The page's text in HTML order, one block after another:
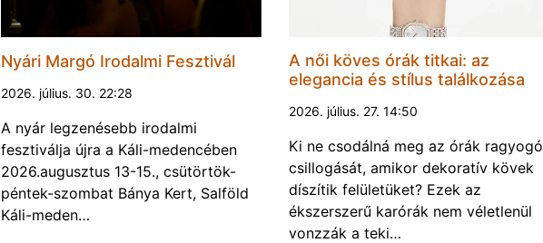
Nyári Margó Irodalmi Fesztivál
2026. július. 30. 22:28
A nyár legzenésebb irodalmi
fesztiválja újra a Káli-medencében
2026.augusztus 13-15., csütörtök-
péntek-szombat Bánya Kert, Salföld
Káli-meden…
A női köves órák titkai: az
elegancia és stílus találkozása
2026. július. 27. 14:50
Ki ne csodálná meg az órák ragyogó
csillogását, amikor dekoratív kövek
díszítik felületüket? Ezek az
ékszerszerű karórák nem véletlenül
vonzzák a teki…